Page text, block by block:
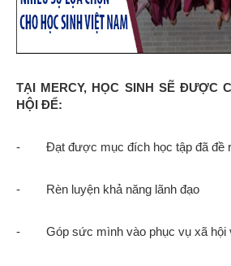
TẠI MERCY, HỌC SINH SẼ ĐƯỢC
HỘI ĐỂ:
- Đạt được mục đích học tập đã đề
- Rèn luyện khả năng lãnh đạo
- Góp sức mình vào phục vụ xã hội